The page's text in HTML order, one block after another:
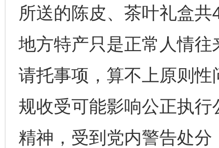
所送的陈皮、茶叶礼盒
地方特产只是正常人情
请托事项，算不上原则
规收受可能影响公正执
精神，受到党内警告处